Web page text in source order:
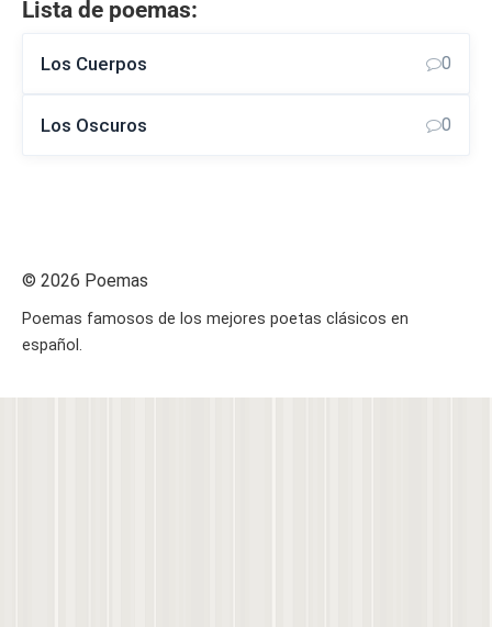
Lista de poemas:
Los Cuerpos 0
Los Oscuros 0
© 2026 Poemas
Poemas famosos de los mejores poetas clásicos en
español.